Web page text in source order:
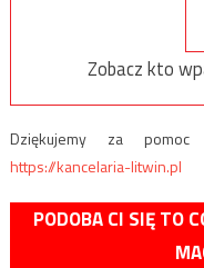
Zobacz kto
Dziękujemy za
https://kancelaria-litwin.pl
PODOBA CI SIĘ TO